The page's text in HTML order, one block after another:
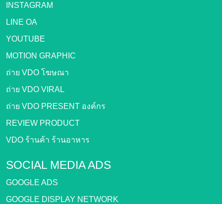
INSTAGRAM
LINE OA
YOUTUBE
MOTION GRAPHIC
ถ่าย VDO โฆษณา
ถ่าย VDO VIRAL
ถ่าย VDO PRESENT องค์กร
REVIEW PRODUCT
VDO ร้านค้า ร้านอาหาร
SOCIAL MEDIA ADS
GOOGLE ADS
GOOGLE DISPLAY NETWORK